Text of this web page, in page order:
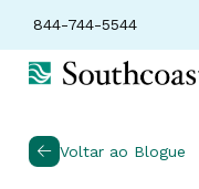
844-744-5544
Voltar ao Blogue